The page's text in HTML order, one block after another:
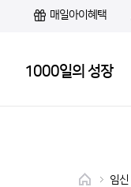
매일아이혜택
1000일의 성장
임